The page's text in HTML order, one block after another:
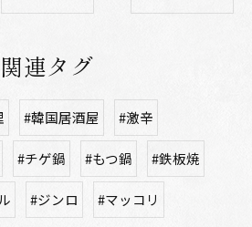
関連タグ
#韓国居酒屋 #激辛
#チゲ鍋 #もつ鍋 #鉄板焼
#ジンロ #マッコリ